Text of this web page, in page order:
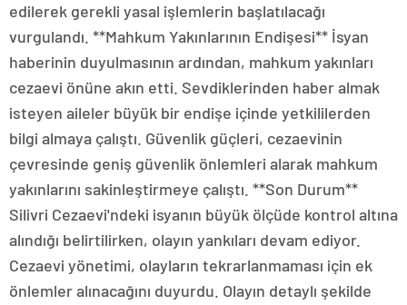
edilerek gerekli yasal işlemlerin başlatılacağı
vurgulandı. **Mahkum Yakınlarının Endişesi** İsyan
haberinin duyulmasının ardından, mahkum yakınları
cezaevi önüne akın etti. Sevdiklerinden haber almak
isteyen aileler büyük bir endişe içinde yetkililerden
bilgi almaya çalıştı. Güvenlik güçleri, cezaevinin
çevresinde geniş güvenlik önlemleri alarak mahkum
yakınlarını sakinleştirmeye çalıştı. **Son Durum**
Silivri Cezaevi'ndeki isyanın büyük ölçüde kontrol altına
alındığı belirtilirken, olayın yankıları devam ediyor.
Cezaevi yönetimi, olayların tekrarlanmaması için ek
önlemler alınacağını duyurdu. Olayın detaylı şekilde